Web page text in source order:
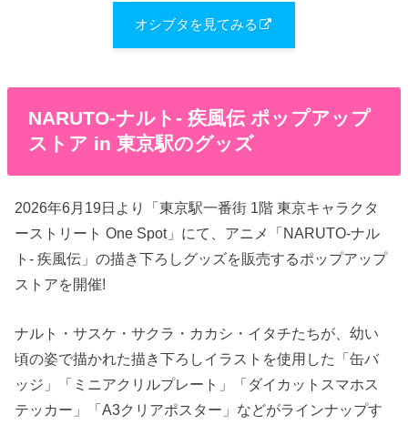
オシブタを見てみる
NARUTO-ナルト- 疾風伝 ポップアップ
ストア in 東京駅のグッズ
2026年6月19日より「東京駅一番街 1階 東京キャラクタ
ーストリート One Spot」にて、アニメ「NARUTO-ナル
ト- 疾風伝」の描き下ろしグッズを販売するポップアップ
ストアを開催!
ナルト・サスケ・サクラ・カカシ・イタチたちが、幼い
頃の姿で描かれた描き下ろしイラストを使用した「缶バ
ッジ」「ミニアクリルプレート」「ダイカットスマホス
テッカー」「A3クリアポスター」などがラインナップす